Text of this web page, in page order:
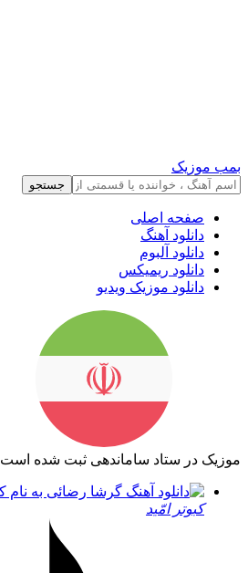
بمب موزیک
جستجو
صفحه اصلی
دانلود آهنگ
دانلود آلبوم
دانلود ریمیکس
دانلود موزیک ویدیو
موزیک در ستاد ساماندهی ثبت شده است
کبوتر امّید